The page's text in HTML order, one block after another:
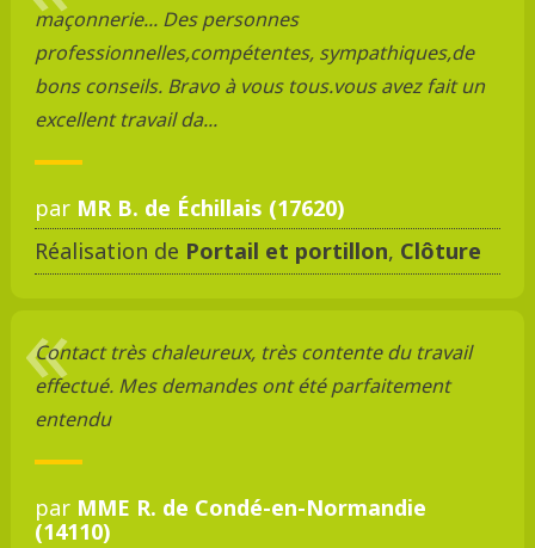
maçonnerie... Des personnes
professionnelles,compétentes, sympathiques,de
bons conseils. Bravo à vous tous.vous avez fait un
excellent travail da...
par MR B. de Échillais (17620)
Réalisation de Portail et portillon, Clôture
Contact très chaleureux, très contente du travail
effectué. Mes demandes ont été parfaitement
entendu
par MME R. de Condé-en-Normandie
(14110)